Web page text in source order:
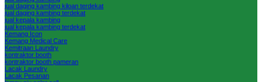
jual daging kambing kiloan terdekat
jual daging kambing terdekat
jual kepala kambing
jual kepala kambing terdekat
Kemang Icon
Kemang Medical Care
Kemitraan Laundry
kontraktor booth
kontraktor booth pameran
Lacak Laundry
Lacak Pesanan